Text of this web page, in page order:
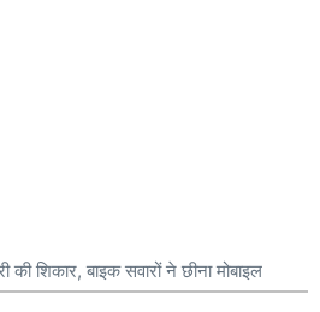
शिकार, बाइक सवारों ने छीना मोबाइल